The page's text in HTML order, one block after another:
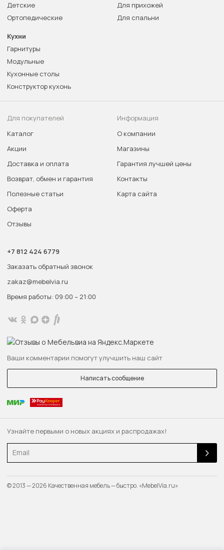
Узнайте первыми о новых акциях и распродажах!
Email
Детские
Ортопедические
Для прихожей
Для спальни
Кухни
Гарнитуры
Модульные
Кухонные столы
Конструктор кухонь
Для покупателей
Каталог
Акции
Доставка и оплата
Возврат, обмен и гарантия
Полезные статьи
Оферта
Отзывы
Информация
О компании
Магазины
Гарантия лучшей цены
Контакты
Карта сайта
+7 812 424 6779
Заказать обратный звонок
zakaz@mebelvia.ru
Время работы: 09:00 – 21:00
Ваши комментарии помогут улучшить наш сайт
Написать сообщение
© 2013 — 2026 Качественная мебель — быстро. «MebelVia.ru»